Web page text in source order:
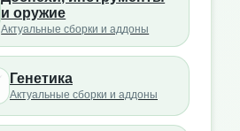
и оружие
Актуальные сборки и аддоны
Генетика
Актуальные сборки и аддоны